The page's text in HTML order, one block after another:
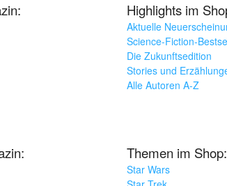
Highlights im
Aktuelle
Science-Fiction-
Die Zukunftsedition
Stories und
Alle Autoren A-Z
Themen im Shop:
Star Wars